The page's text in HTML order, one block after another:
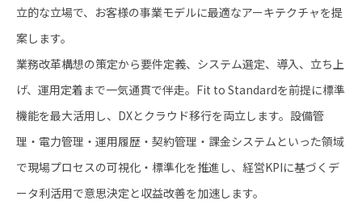
立的な立場で、お客様の事業モデルに最適なアーキテクチャを提
案します。
業務改革構想の策定から要件定義、システム選定、導入、立ち上
げ、運用定着まで一気通貫で伴走。Fit to Standardを前提に標準
機能を最大活用し、DXとクラウド移行を両立します。設備管
理・電力管理・運用履歴・契約管理・課金システムといった領域
で現場プロセスの可視化・標準化を推進し、経営KPIに基づくデ
ータ利活用で意思決定と収益改善を加速します。